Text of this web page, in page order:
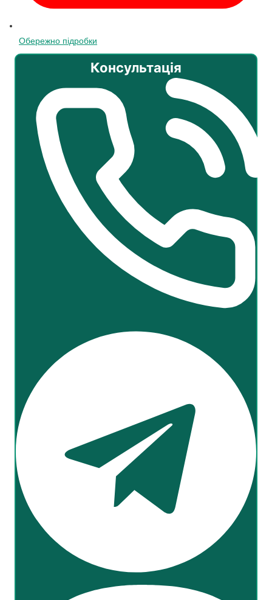
Обережно підробки
Консультація